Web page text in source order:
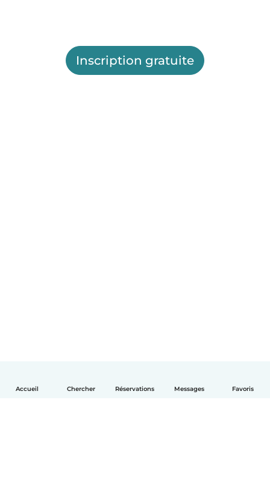
Accueil Chercher Réservations Messages Favoris
Inscription gratuite